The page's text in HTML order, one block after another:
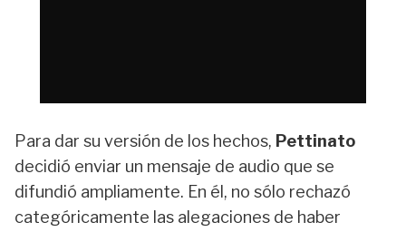
Para dar su versión de los hechos, Pettinato
decidió enviar un mensaje de audio que se
difundió ampliamente. En él, no sólo rechazó
categóricamente las alegaciones de haber